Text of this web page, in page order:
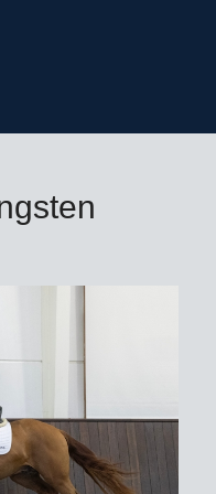
Carloumino
Blue)
zus van de
uit de